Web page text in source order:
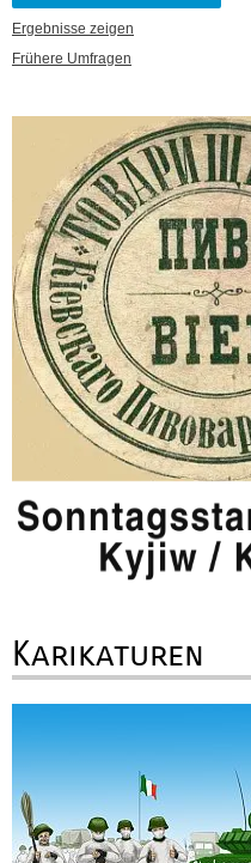
Ergebnisse zeigen
Frühere Umfragen
Karikaturen